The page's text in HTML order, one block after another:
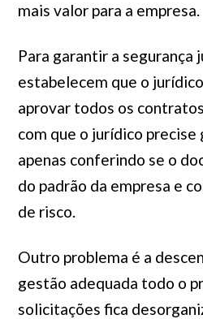
mais valor para a empresa.
Para garantir a segurança
estabelecem que o
aprovar todos os
com que o jurídico
apenas conferindo se o
do padrão da empresa e
de risco.
Outro problema é a
gestão adequada todo o
solicitações fica